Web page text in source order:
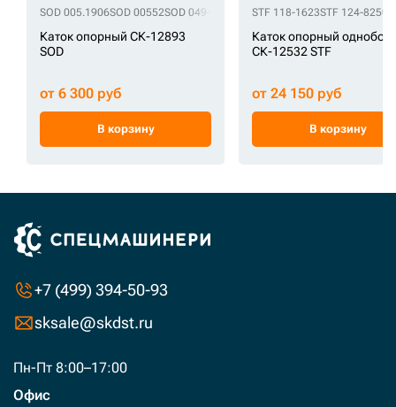
SOD 005.1906SOD 00552SOD 049-120 SOD 1001.00552.00SOD 1081-
Каток опорный СК-12893
SOD
от 6 300 руб
В корзину
STF 118-1623STF 124-8250
Каток опорный
СК-12532 STF
от 24 150 руб
В корзину
+7 (499) 394-50-93
sksale@skdst.ru
Пн-Пт 8:00–17:00
Офис